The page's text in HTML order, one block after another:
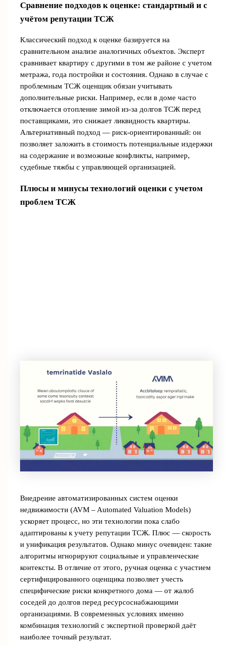
Сравнение подходов к оценке: стандартный и с
учётом репутации ТСЖ
Классический подход к оценке базируется на
сравнительном анализе аналогичных объектов. Эксперт
сравнивает квартиру с другими в том же районе с учетом
метража, года постройки и состояния. Однако в случае с
проблемным ТСЖ оценщик обязан учитывать
дополнительные риски. Например, если в доме часто
отключается отопление зимой из-за долгов ТСЖ перед
поставщиками, это снижает ликвидность квартиры.
Альтернативный подход — риск-ориентированный: он
позволяет заложить в стоимость потенциальные издержки
на содержание и возможные конфликты, например,
судебные тяжбы с управляющей организацией.
Плюсы и минусы технологий оценки с учетом
проблем ТСЖ
Внедрение автоматизированных систем оценки
недвижимости (AVM – Automated Valuation Models)
ускоряет процесс, но эти технологии пока слабо
адаптированы к учету репутации ТСЖ. Плюс — скорость
и унификация результатов. Однако минус очевиден: такие
алгоритмы игнорируют социальные и управленческие
контексты. В отличие от этого, ручная оценка с участием
сертифицированного оценщика позволяет учесть
специфические риски конкретного дома — от жалоб
соседей до долгов перед ресурсоснабжающими
организациями. В современных условиях именно
комбинация технологий с экспертной проверкой даёт
наиболее точный результат.